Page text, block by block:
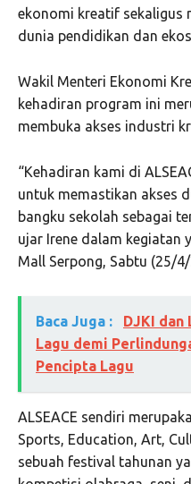
ekonomi kreatif sekaligus
dunia pendidikan dan
Wakil Menteri Ekonomi
kehadiran program ini
membuka akses industri
“Kehadiran kami di
untuk memastikan akses
bangku sekolah sebagai
ujar Irene dalam kegiatan
Mall Serpong, Sabtu (25/
Baca Juga :
DJKI dan
Lagu demi
Pencipta Lagu
ALSEACE sendiri
Sports, Education, Art,
sebuah festival tahunan